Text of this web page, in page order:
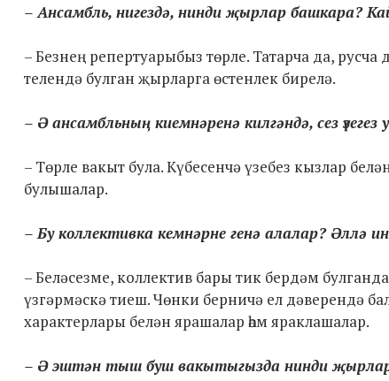
– Ансамбль, нигездә, нинди җырлар башкара?
– Безнең репертуарыбыз төрле. Татарча да,
телендә булган җырларга өстенлек бирелә.
– Ә ансамбльның киемнәренә килгәндә, сез
– Төрле вакыт була. Күбесенчә үзебез кызлар
булышалар.
– Бу коллективка кемнәрне генә алалар? Әллә
– Беләсезме, коллектив бары тик бердәм
үзгәрмәскә тиеш. Чөнки берничә ел дәверендә
характерлары белән ярашалар һәм яраклашалар.
– Ә эштән тыш буш вакытыгызда нинди